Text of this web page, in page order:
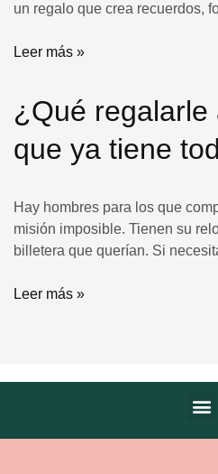
un regalo que crea recuerdos,
Leer más »
¿Qué regalarle
que ya tiene
Hay hombres para los que
misión imposible. Tienen su
billetera que querían. Si
Leer más »